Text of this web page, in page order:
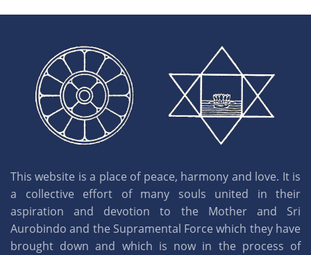
This website is a place of peace, harmony and love. It is
a collective effort of many souls united in their
aspiration and devotion to the Mother and Sri
Aurobindo and the Supramental Force which they have
brought down and which is now in the process of